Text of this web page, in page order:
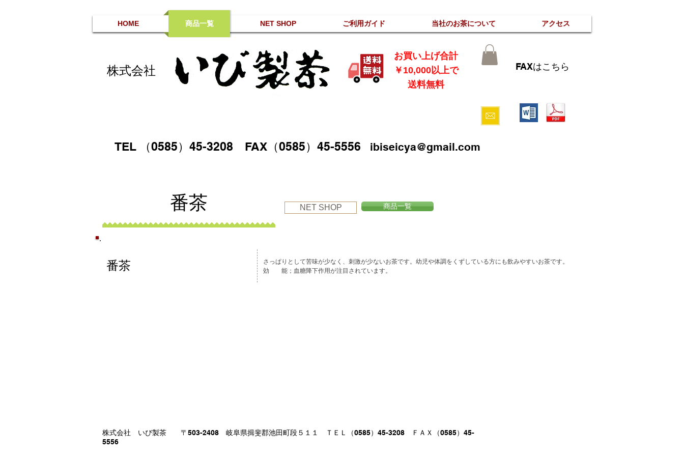
HOME 商品一覧 NET SHOP ご利用ガイド 当社のお茶について アクセス
株式会社
お買い上げ合計
￥10,000以上で
送料無料
FAXはこちら
TEL （0585）45-3208 FAX（0585）45-5556 ibiseicya@gmail.com
番茶 NET SHOP 商品一覧
​番茶
さっぱりとして苦味が少なく、刺激が少ないお茶です。幼児や体調をくずしている方にも飲みやすいお茶です。
効 能；血糖降下作用が注目されています。
株式会社 いび製茶 〒503-2408 岐阜県揖斐郡池田町段５１１ ＴＥＬ（0585）45-3208 ＦＡＸ（0585）45-
5556